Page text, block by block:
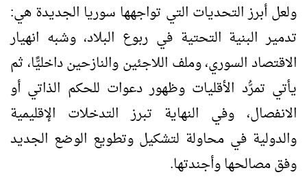
ولعل أبرز التحديات التي تواجهها سوريا الجديدة هي:
تدمير البنية التحتية في ربوع البلاد، وشبه انهيار
الاقتصاد السوري، وملف اللاجئين والنازحين داخليًّا، ثم
يأتي تمرُّد الأقليات وظهور دعوات للحكم الذاتي أو
الانفصال، وفي النهاية تبرز التدخلات الإقليمية
والدولية في محاولة لتشكيل وتطويع الوضع الجديد
وفق مصالحها وأجندتها.